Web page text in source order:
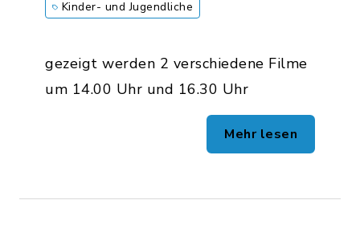
Kinder- und Jugendliche
gezeigt werden 2 verschiedene Filme
um 14.00 Uhr und 16.30 Uhr
Mehr lesen